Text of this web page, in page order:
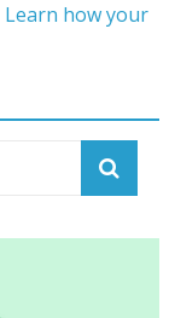
Learn how your